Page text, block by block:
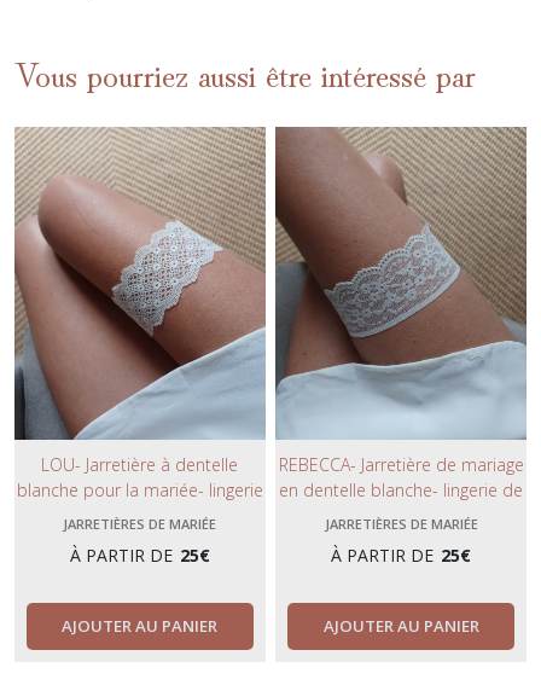
Vous pourriez aussi être intéressé par
LOU- Jarretière à dentelle
blanche pour la mariée- lingerie
nuptiale chic et élégante-
JARRETIÈRES DE MARIÉE
À PARTIR DE 25€
AJOUTER AU PANIER
REBECCA- Jarretière de mariage
en dentelle blanche- lingerie de
mariée glamour et chic-
JARRETIÈRES DE MARIÉE
À PARTIR DE 25€
AJOUTER AU PANIER